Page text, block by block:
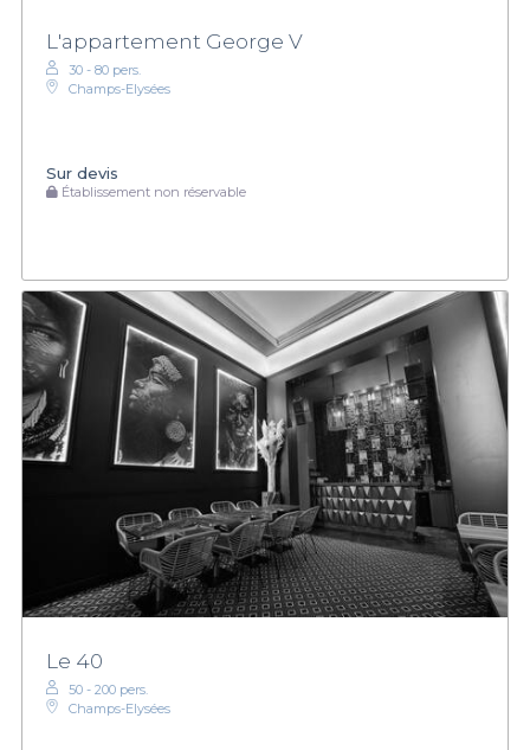
L'appartement George V
30 - 80 pers.
Champs-Elysées
Sur devis
Établissement non réservable
Le 40
50 - 200 pers.
Champs-Elysées